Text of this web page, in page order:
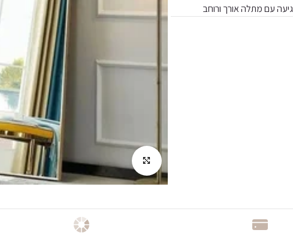
עם מתלה אורך ורוחב
לחץ להגדלה